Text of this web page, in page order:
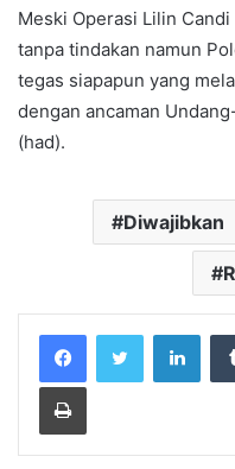
Meski Operasi Lilin
tanpa tindakan namun
tegas siapapun yang
dengan ancaman
(had).
Diwajibkan
Print